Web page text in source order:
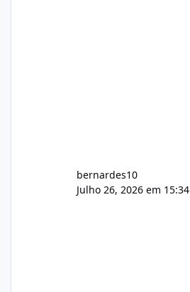
bernardes10
Julho 26, 2026 em 15:34